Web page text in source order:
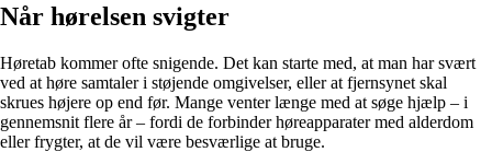
Når hørelsen svigter
Høretab kommer ofte snigende. Det kan starte med, at man har svært
ved at høre samtaler i støjende omgivelser, eller at fjernsynet skal
skrues højere op end før. Mange venter længe med at søge hjælp – i
gennemsnit flere år – fordi de forbinder høreapparater med alderdom
eller frygter, at de vil være besværlige at bruge.